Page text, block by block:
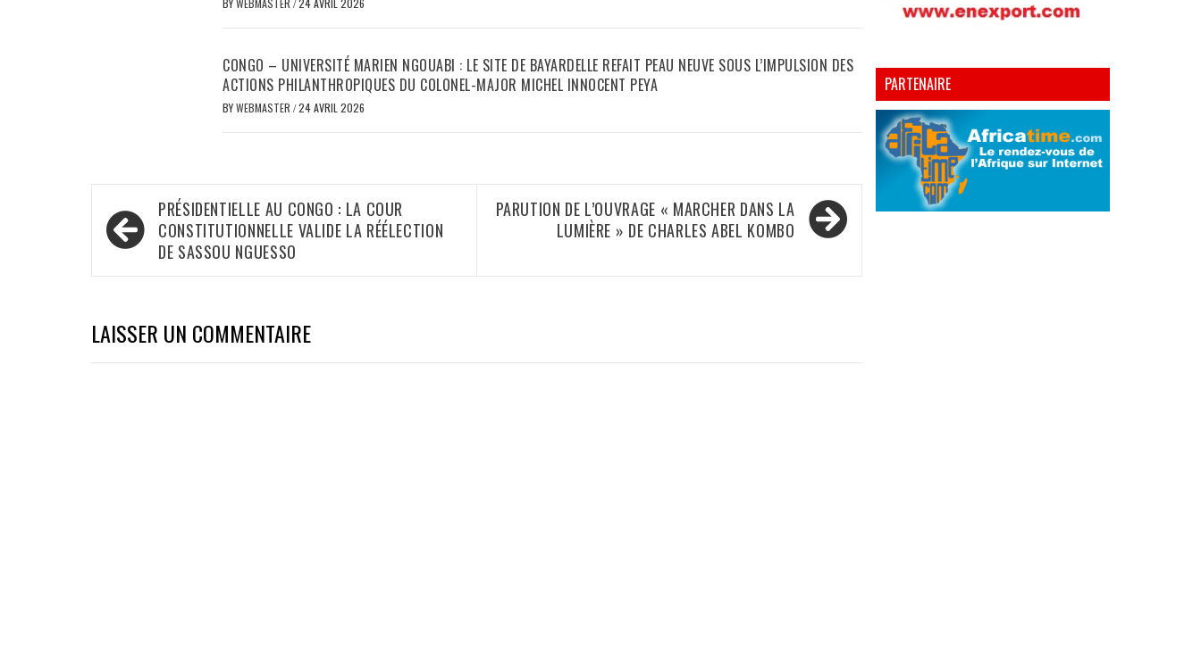
BYWEBMASTER /24 AVRIL 2026
CONGO – UNIVERSITÉ MARIEN NGOUABI : LE SITE DE BAYARDELLE REFAIT PEAU NEUVE SOUS L’IMPULSION DES
ACTIONS PHILANTHROPIQUES DU COLONEL-MAJOR MICHEL INNOCENT PEYA
BYWEBMASTER /24 AVRIL 2026
Navigation
de
l’article
PRÉSIDENTIELLE AU CONGO : LA COUR
CONSTITUTIONNELLE VALIDE LA RÉÉLECTION
DE SASSOU NGUESSO
PARUTION DE L’OUVRAGE « MARCHER DANS LA
LUMIÈRE » DE CHARLES ABEL KOMBO
LAISSER UN COMMENTAIRE
PARTENAIRE